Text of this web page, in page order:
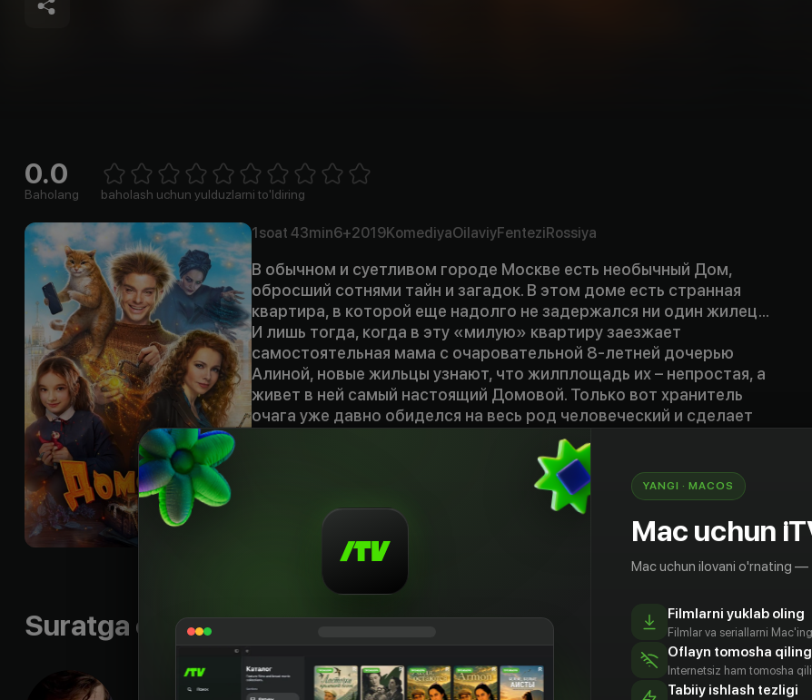
0.0
Baholang 1 Star2 Stars3 Stars4 Stars5 Stars6 Stars7 Stars8 Stars
baholash uchun yulduzlarni to'ldiring
1soat 43min6+2019KomediyaOilaviyFenteziRossiya
В обычном и суетливом городе Москве есть необычный Дом,
обросший сотнями тайн и загадок. В этом доме есть странная
квартира, в которой еще надолго не задержался ни один жилец...
И лишь тогда, когда в эту «милую» квартиру заезжает
самостоятельная мама с очаровательной 8-летней дочерью
Алиной, новые жильцы узнают, что жилплощадь их – непростая, а
живет в ней самый настоящий Домовой. Только вот хранитель
очага уже давно обиделся на весь род человеческий и сделает
все вообразимые гадости, только бы остаться одному в
злополучной квартире. Но всё меняется, когда Домовому бросает
«Кто в доме хозяин?»
$1 816 330
rus
HD
Suratga olish guruhi
YANGI · MACOS
Mac uchun
Mac uchun ilovani o'rnating
Filmlarni yuklab oling
Filmlar va seriallarni
Oflayn tomosha qiling
Internetsiz ham tomosha
Tabiiy ishlash tezligi